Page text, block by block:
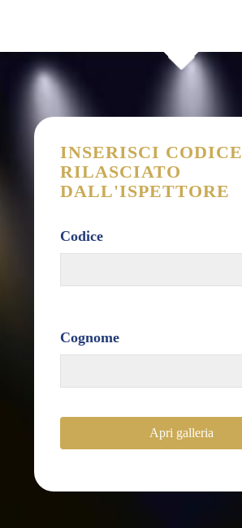
INSERISCI CODICE
RILASCIATO
DALL'ISPETTORE
Codice
Cognome
Apri galleria